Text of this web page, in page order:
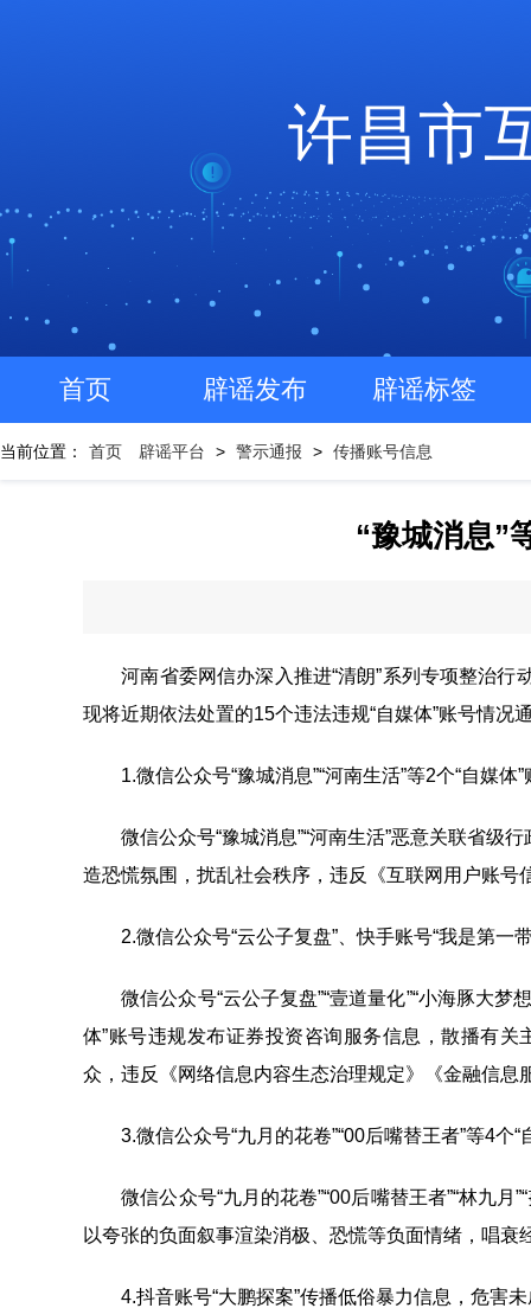
许昌市
首页 辟谣发布 辟谣标签
当前位置： 首页 辟谣平台 > 警示通报 > 传播账号信息
“豫城消息”
河南省委网信办深入推进“清朗”系列专项整治行
现将近期依法处置的15个违法违规“自媒体”账号情况
1.微信公众号“豫城消息”“河南生活”等2个“自媒体
微信公众号“豫城消息”“河南生活”恶意关联省级
造恐慌氛围，扰乱社会秩序，违反《互联网用户账
2.微信公众号“云公子复盘”、快手账号“我是第一
微信公众号“云公子复盘”“壹道量化”“小海豚大梦想
体”账号违规发布证券投资咨询服务信息，散播有
众，违反《网络信息内容生态治理规定》《金融信
3.微信公众号“九月的花卷”“00后嘴替王者”等4个“
微信公众号“九月的花卷”“00后嘴替王者”“林九月
以夸张的负面叙事渲染消极、恐慌等负面情绪，唱
4.抖音账号“大鹏探案”传播低俗暴力信息，危害未